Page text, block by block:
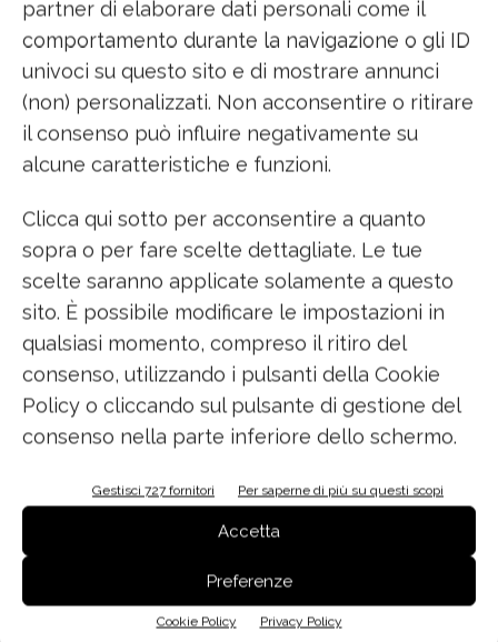
partner di elaborare dati personali come il
comportamento durante la navigazione o gli ID
univoci su questo sito e di mostrare annunci
(non) personalizzati. Non acconsentire o ritirare
il consenso può influire negativamente su
alcune caratteristiche e funzioni.
Clicca qui sotto per acconsentire a quanto
sopra o per fare scelte dettagliate. Le tue
scelte saranno applicate solamente a questo
sito. È possibile modificare le impostazioni in
qualsiasi momento, compreso il ritiro del
consenso, utilizzando i pulsanti della Cookie
Policy o cliccando sul pulsante di gestione del
consenso nella parte inferiore dello schermo.
Gestisci 727 fornitori Per saperne di più su questi scopi
Accetta
Preferenze
Cookie Policy Privacy Policy
Serie X-Pro Modello 1T
• Free standing
• Classe energetica A++
• Altezza 212 cm
• 1 cassettone con funzione TriMode™
• 2 cassetti con temperature e umidità
indipendenti per una conservazione ottimale di
prodotti freschi, carni e pesce
• Sistema EvenLiftTM consente di posizionare
ovunque i ripiani del vano frigo
indicata è sempre quella reale
• Tripro RefrigerationTM assicura a ogni
elemento il microclima adeguato
• Sistema ProVentTM distribuisce in modo
uniforme l’aria fredda in tutti i vani frigo